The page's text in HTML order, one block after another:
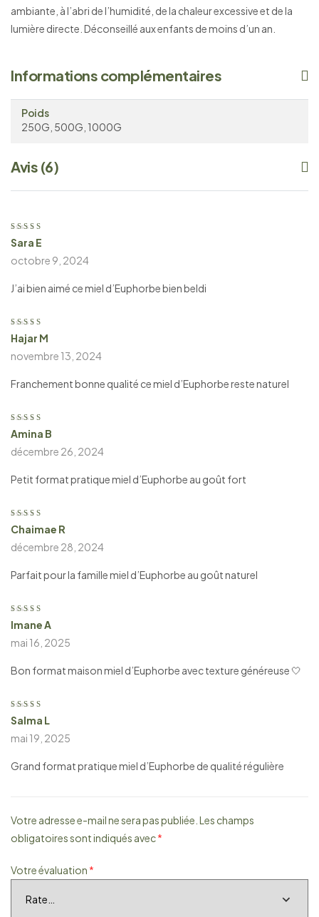
ambiante, à l’abri de l’humidité, de la chaleur excessive et de la
lumière directe. Déconseillé aux enfants de moins d’un an.
Informations complémentaires
Poids
250G, 500G, 1000G
Avis (6)
Note5sur 5
Sara E
octobre 9, 2024
J’ai bien aimé ce miel d’Euphorbe bien beldi
Note4sur
Hajar M
novembre 13, 2024
Franchement bonne qualité ce miel d’Euphorbe reste naturel
Note5sur 5
Amina B
décembre 26, 2024
Petit format pratique miel d’Euphorbe au goût fort
Note4sur
Chaimae R
décembre 28, 2024
Parfait pour la famille miel d’Euphorbe au goût naturel
Note5sur 5
Imane A
mai 16, 2025
Bon format maison miel d’Euphorbe avec texture généreuse 🤍
Note5sur 5
Salma L
mai 19, 2025
Grand format pratique miel d’Euphorbe de qualité régulière
Votre adresse e-mail ne sera pas publiée. Les champs
obligatoires sont indiqués avec*
Votre évaluation *